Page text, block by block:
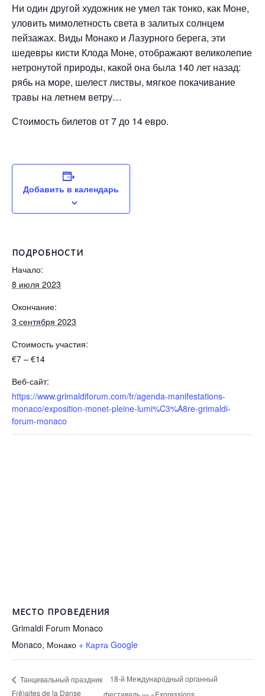
Ни один другой художник не умел так тонко, как Моне,
уловить мимолетность света в залитых солнцем
пейзажах. Виды Монако и Лазурного берега, эти
шедевры кисти Клода Моне, отображают великолепие
нетронутой природы, какой она была 140 лет назад:
рябь на море, шелест листвы, мягкое покачивание
травы на летнем ветру…
Стоимость билетов от 7 до 14 евро.
Добавить в календарь
ПОДРОБНОСТИ
Начало:
8 июля 2023
Окончание:
3 сентября 2023
Стоимость участия:
€7 – €14
Веб-сайт:
https://www.grimaldiforum.com/fr/agenda-manifestations-
monaco/exposition-monet-pleine-lumi%C3%A8re-grimaldi-
forum-monaco
МЕСТО ПРОВЕДЕНИЯ
Grimaldi Forum Monaco
Monaco, Монако + Карта Google
Танцевальный праздник
F(ê)aites de la Danse
18-й Международный органный
фестиваль — «Expressions